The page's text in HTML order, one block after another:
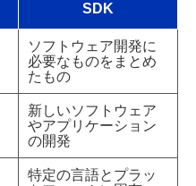
SDK
ソフトウェア開発に
必要なものをまとめ
たもの
新しいソフトウェア
やアプリケーション
の開発
特定の言語とプラッ